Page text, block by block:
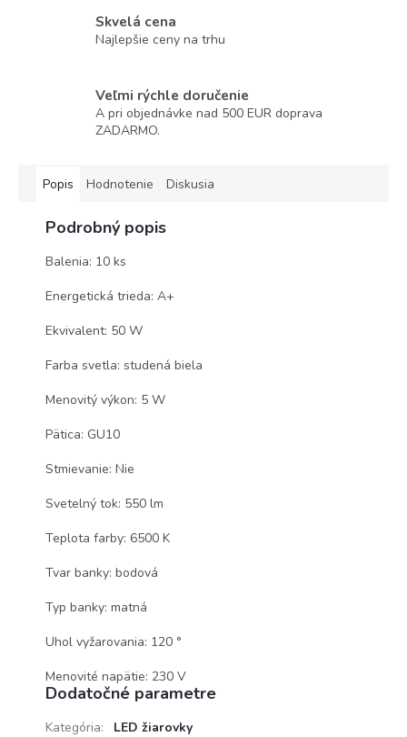
Skvelá cena
Najlepšie ceny na trhu
Veľmi rýchle doručenie
A pri objednávke nad 500 EUR doprava
ZADARMO.
Popis Hodnotenie Diskusia
Podrobný popis
Balenia: 10 ks
Energetická trieda: A+
Ekvivalent: 50 W
Farba svetla: studená biela
Menovitý výkon: 5 W
Pätica: GU10
Stmievanie: Nie
Svetelný tok: 550 lm
Teplota farby: 6500 K
Tvar banky: bodová
Typ banky: matná
Uhol vyžarovania: 120 °
Menovité napätie: 230 V
Dodatočné parametre
Kategória:
LED žiarovky